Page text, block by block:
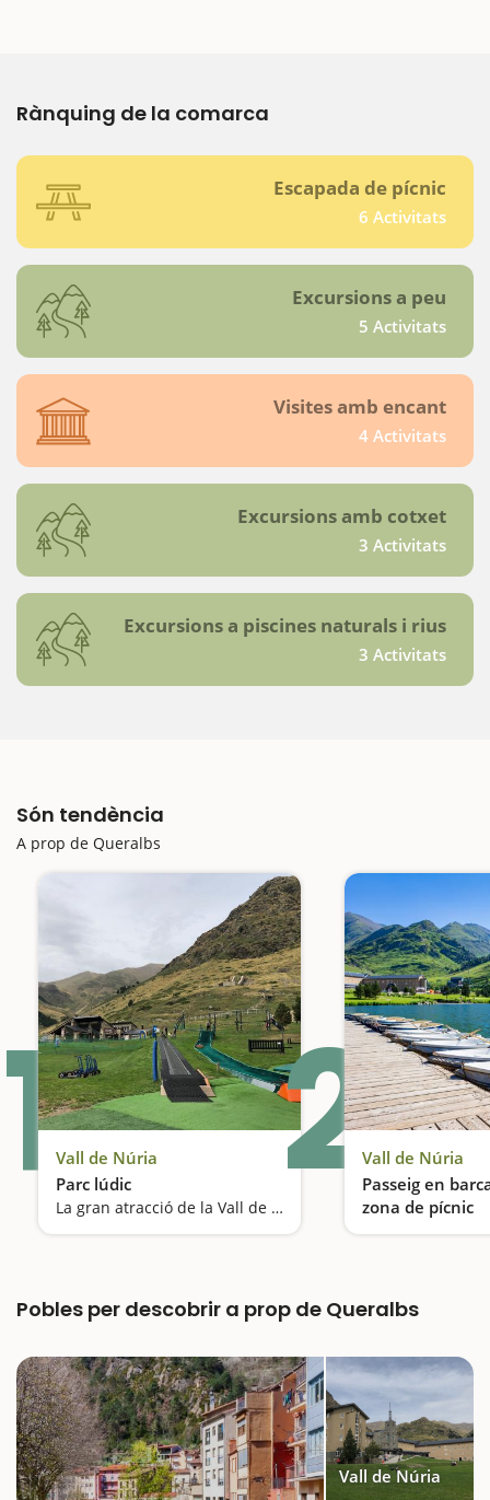
Rànquing de la comarca
Escapada de pícnic
6 Activitats
Excursions a peu
5 Activitats
Visites amb encant
4 Activitats
Excursions amb cotxet
3 Activitats
Excursions a piscines naturals i rius
3 Activitats
Són tendència
A prop de Queralbs
1Vall de Núria
Parc lúdic
La gran atracció de la Vall de Núria2Vall de Núria
Passeig en
zona de pícnic
Diversió i natura
Pobles per descobrir a prop de Queralbs
Vall de Núria